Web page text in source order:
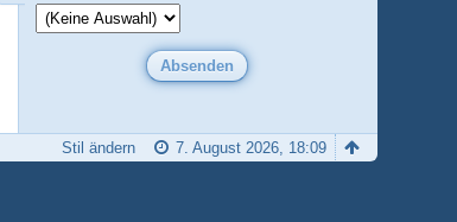
7. August 2026, 18:09
Stil ändern